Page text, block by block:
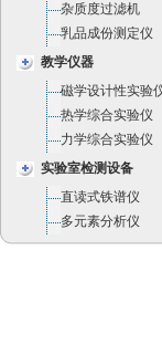
杂质度过滤机
乳品成份测定仪
教学仪器
磁学设计性实验
热学综合实验仪
力学综合实验仪
实验室检测设备
直读式铁谱仪
多元素分析仪